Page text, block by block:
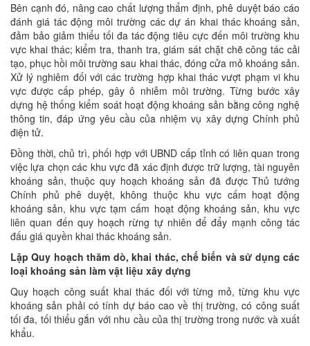
Bên cạnh đó, nâng cao chất lượng thẩm định, phê duyệt báo cáo
đánh giá tác động môi trường các dự án khai thác khoáng sản,
đảm bảo giảm thiểu tối đa tác động tiêu cực đến môi trường khu
vực khai thác; kiểm tra, thanh tra, giám sát chặt chẽ công tác cải
tạo, phục hồi môi trường sau khai thác, đóng cửa mỏ khoáng sản.
Xử lý nghiêm đối với các trường hợp khai thác vượt phạm vi khu
vực được cấp phép, gây ô nhiễm môi trường. Từng bước xây
dựng hệ thống kiểm soát hoạt động khoáng sản bằng công nghệ
thông tin, đáp ứng yêu cầu của nhiệm vụ xây dựng Chính phủ
điện tử.
Đồng thời, chủ trì, phối hợp với UBND cấp tỉnh có liên quan trong
việc lựa chọn các khu vực đã xác định được trữ lượng, tài nguyên
khoáng sản, thuộc quy hoạch khoáng sản đã được Thủ tướng
Chính phủ phê duyệt, không thuộc khu vực cấm hoạt động
khoáng sản, khu vực tạm cấm hoạt động khoáng sản, khu vực
liên quan đến quy hoạch rừng tự nhiên để đẩy mạnh công tác
đấu giá quyền khai thác khoáng sản.
Lập Quy hoạch thăm dò, khai thác, chế biến và sử dụng các
loại khoáng sản làm vật liệu xây dựng
Quy hoạch công suất khai thác đối với từng mỏ, từng khu vực
khoáng sản phải có tính dự báo cao về thị trường, có công suất
tối đa, tối thiểu gắn với nhu cầu của thị trường trong nước và xuất
khẩu.